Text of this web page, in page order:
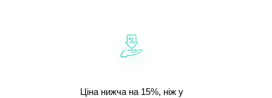
Ціна нижча на 15%, ніж у